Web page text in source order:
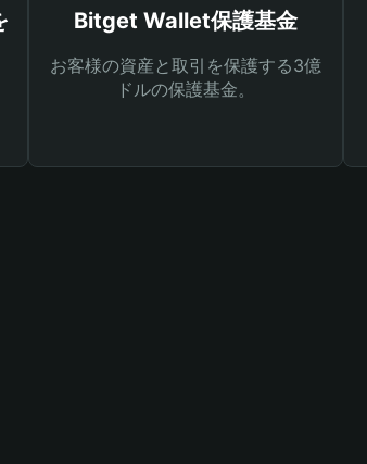
Bitget Wallet保護基金
お客様の資産と取引を保護する3億
ドルの保護基金。